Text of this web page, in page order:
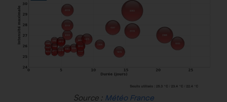
Source : Météo France